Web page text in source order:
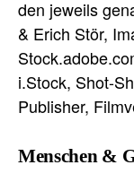
den jeweils
& Erich Stör,
i.Stock, Shot-
Publisher,
Menschen &